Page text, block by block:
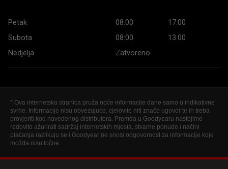
Petak
08:00
17:00
Subota
08:00
13:00
Nedjelja
Zatvoreno
* Ova internetska stranica pruža opće informacije dane samo u indikativne
svrhe. Informacije nisu obvezujuće, cjelovite niti znače ugovor te ih treba
provjeriti kod navedenog distributera. Premda u Goodyearu nastojimo
redovito ažurirati sadržaj internetskih mjesta, stvarne ponude i načini
plaćanja razlikuju se i Goodyear ne snosi odgovornost za informacije koje
možda nisu točne.